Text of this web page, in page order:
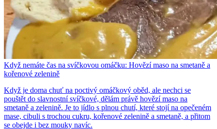
Když nemáte čas na svíčkovou omáčku: Hovězí maso na smetaně a
kořenové zelenině
Když je doma chuť na poctivý omáčkový oběd, ale nechci se
pouštět do slavnostní svíčkové, dělám právě hovězí maso na
smetaně a zelenině. Je to jídlo s plnou chutí, které stojí na opečeném
mase, cibuli s trochou cukru, kořenové zelenině a smetaně, a přitom
se obejde i bez mouky navíc.